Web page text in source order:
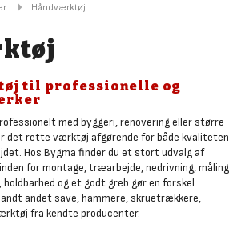
Håndværktøj
til professionelle og
med byggeri, renovering eller større
det rette værktøj afgørende for både kvaliteten
Hos Bygma finder du et stort udvalg af
for montage, træarbejde, nedrivning, måling
og et godt greb gør en forskel.
andet save, hammere, skruetrækkere,
fra kendte producenter.